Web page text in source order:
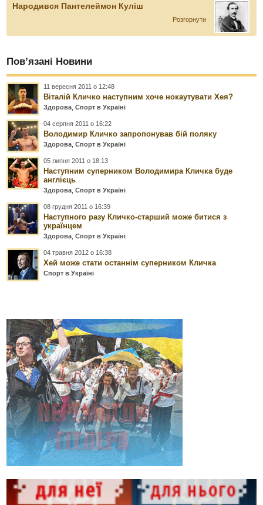
Народився Пантелеймон Куліш
Розгорнути
Пов’язані Новини
11 вересня 2011 о 12:48
Віталій Кличко наступним хоче нокаутувати Хея?
Здорова ,Спорт в Україні
04 серпня 2011 о 16:22
Володимир Кличко запропонував бій поляку
Здорова ,Спорт в Україні
05 липня 2011 о 18:13
Наступним суперником Володимира Кличка буде
англієць
Здорова ,Спорт в Україні
08 грудня 2011 о 16:39
Наступного разу Кличко-старший може битися з
українцем
Здорова ,Спорт в Україні
04 травня 2012 о 16:38
Хей може стати останнім суперником Кличка
Спорт в Україні